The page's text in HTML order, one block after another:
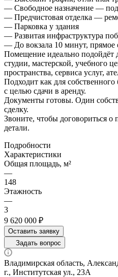
— Свободное назначение —
— Предчистовая отделка —
— Парковка у здания
— Развитая инфраструктура
— До вокзала 10 минут,
Помещение идеально подойдёт
студии, мастерской, учебного
пространства, сервиса услуг,
Подходит как для
с целью сдачи в аренду.
Документы готовы. Один
сделку.
Звоните, чтобы договориться о
детали.
Подробности
Характеристики
Общая площадь, м²
—
148
Этажность
—
3
9 620 000 ₽
Оставить заявку
Задать вопрос
Владимирская область,
г., Институтская ул., 23А